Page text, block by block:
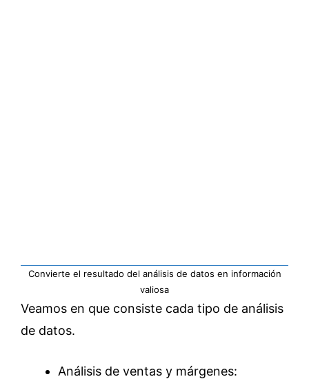
Convierte el resultado del análisis de datos en información
valiosa
Veamos en que consiste cada tipo de análisis
de datos.
Análisis de ventas y márgenes: